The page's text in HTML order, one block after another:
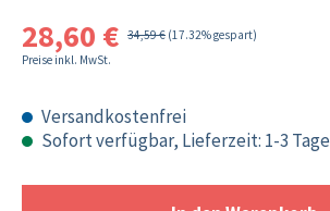
28,60 € 34,59 € (17.32% gespart)
Preise inkl. MwSt.
Versandkostenfrei
Sofort verfügbar, Lieferzeit: 1-3 Tage